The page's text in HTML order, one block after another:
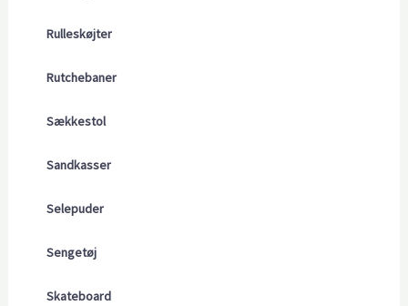
Rulleskøjter
Rutchebaner
Sækkestol
Sandkasser
Selepuder
Sengetøj
Skateboard